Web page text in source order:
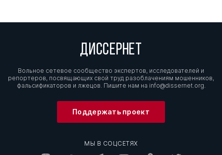
ДИССЕРНЕТ
Вольное сетевое сообщество экспертов, исследователей и
репортеров, посвящающих свой труд разоблачениям мошенников,
фальсификаторов и лжецов. Пишите нам на info@dissernet.org.
Поддержать проект
МЫ В СОЦСЕТЯХ